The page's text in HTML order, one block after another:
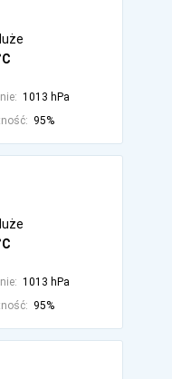
1013 hPa
95%
1013 hPa
95%